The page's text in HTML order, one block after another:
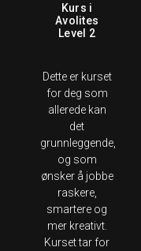
Kurs i
Avolites
Level 2
Dette er kurset
for deg som
allerede kan
det
grunnleggende,
og som
ønsker å jobbe
raskere,
smartere og
mer kreativt.
Kurset tar for